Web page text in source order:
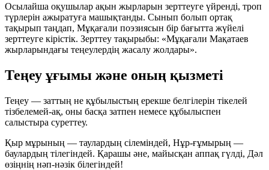
Осылайша оқушылар ақын жырларын зерттеуге үйренді, троп
түрлерін ажыратуға машықтанды. Сынып болып ортақ
тақырып таңдап, Мұқағали поэзиясын бір бағытта жүйелі
зерттеуге кірістік. Зерттеу тақырыбы: «Мұқағали Мақатаев
жырларындағы теңеулердің жасалу жолдары».
Теңеу ұғымы және оның қызметі
Теңеу — заттың не құбылыстың ерекше белгілерін тікелей
тізбелемей-ақ, оны басқа затпен немесе құбылыспен
салыстыра суреттеу.
Қыр мұрының — таулардың сілеміндей, Нұр-ғұмырың —
баулардың тілегіндей. Қарашы әне, майысқан аппақ гүлді, Дәл
өзіңнің нәп-нәзік білегіндей!